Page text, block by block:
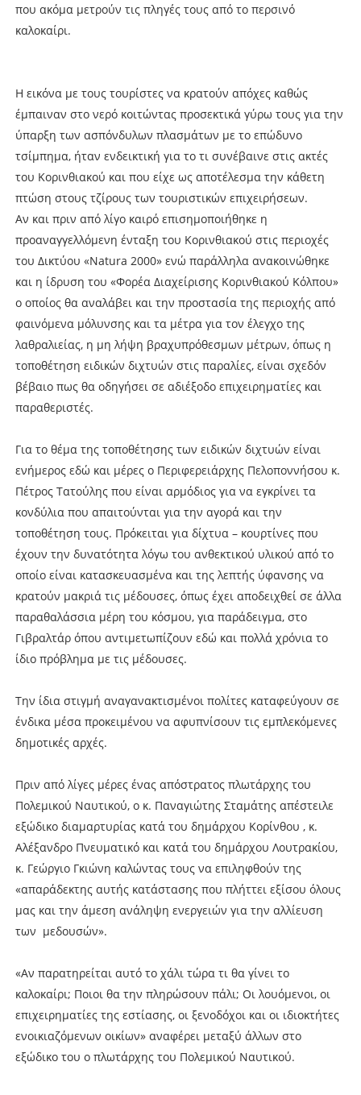
που ακόμα μετρούν τις πληγές τους από το περσινό
καλοκαίρι.
Η εικόνα με τους τουρίστες να κρατούν απόχες καθώς
έμπαιναν στο νερό κοιτώντας προσεκτικά γύρω τους για την
ύπαρξη των ασπόνδυλων πλασμάτων με το επώδυνο
τσίμπημα, ήταν ενδεικτική για το τι συνέβαινε στις ακτές
του Κορινθιακού και που είχε ως αποτέλεσμα την κάθετη
πτώση στους τζίρους των τουριστικών επιχειρήσεων.
Αν και πριν από λίγο καιρό επισημοποιήθηκε η
προαναγγελλόμενη ένταξη του Κορινθιακού στις περιοχές
του Δικτύου «Natura 2000» ενώ παράλληλα ανακοινώθηκε
και η ίδρυση του «Φορέα Διαχείρισης Κορινθιακού Κόλπου»
ο οποίος θα αναλάβει και την προστασία της περιοχής από
φαινόμενα μόλυνσης και τα μέτρα για τον έλεγχο της
λαθραλιείας, η μη λήψη βραχυπρόθεσμων μέτρων, όπως η
τοποθέτηση ειδικών διχτυών στις παραλίες, είναι σχεδόν
βέβαιο πως θα οδηγήσει σε αδιέξοδο επιχειρηματίες και
παραθεριστές.
Για το θέμα της τοποθέτησης των ειδικών διχτυών είναι
ενήμερος εδώ και μέρες ο Περιφερειάρχης Πελοποννήσου κ.
Πέτρος Τατούλης που είναι αρμόδιος για να εγκρίνει τα
κονδύλια που απαιτούνται για την αγορά και την
τοποθέτηση τους. Πρόκειται για δίχτυα – κουρτίνες που
έχουν την δυνατότητα λόγω του ανθεκτικού υλικού από το
οποίο είναι κατασκευασμένα και της λεπτής ύφανσης να
κρατούν μακριά τις μέδουσες, όπως έχει αποδειχθεί σε άλλα
παραθαλάσσια μέρη του κόσμου, για παράδειγμα, στο
Γιβραλτάρ όπου αντιμετωπίζουν εδώ και πολλά χρόνια το
ίδιο πρόβλημα με τις μέδουσες.
Την ίδια στιγμή αναγανακτισμένοι πολίτες καταφεύγουν σε
ένδικα μέσα προκειμένου να αφυπνίσουν τις εμπλεκόμενες
δημοτικές αρχές.
Πριν από λίγες μέρες ένας απόστρατος πλωτάρχης του
Πολεμικού Ναυτικού, ο κ. Παναγιώτης Σταμάτης απέστειλε
εξώδικο διαμαρτυρίας κατά του δημάρχου Κορίνθου , κ.
Αλέξανδρο Πνευματικό και κατά του δημάρχου Λουτρακίου,
κ. Γεώργιο Γκιώνη καλώντας τους να επιληφθούν της
«απαράδεκτης αυτής κατάστασης που πλήττει εξίσου όλους
μας και την άμεση ανάληψη ενεργειών για την αλλίευση
των μεδουσών».
«Αν παρατηρείται αυτό το χάλι τώρα τι θα γίνει το
καλοκαίρι; Ποιοι θα την πληρώσουν πάλι; Οι λουόμενοι, οι
επιχειρηματίες της εστίασης, οι ξενοδόχοι και οι ιδιοκτήτες
ενοικιαζόμενων οικίων» αναφέρει μεταξύ άλλων στο
εξώδικο του ο πλωτάρχης του Πολεμικού Ναυτικού.